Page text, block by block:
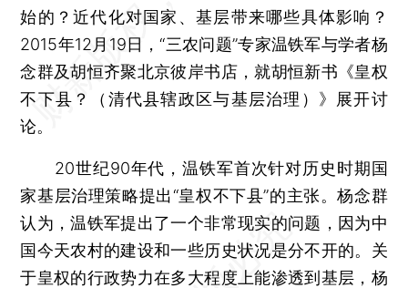
始的？近代化对国家、基层带来哪些具体影响？
2015年12月19日，“三农问题”专家温铁军与学者杨
念群及胡恒齐聚北京彼岸书店，就胡恒新书《皇权
不下县？（清代县辖政区与基层治理）》展开讨
论。
20世纪90年代，温铁军首次针对历史时期国
家基层治理策略提出“皇权不下县”的主张。杨念群
认为，温铁军提出了一个非常现实的问题，因为中
国今天农村的建设和一些历史状况是分不开的。关
于皇权的行政势力在多大程度上能渗透到基层，杨